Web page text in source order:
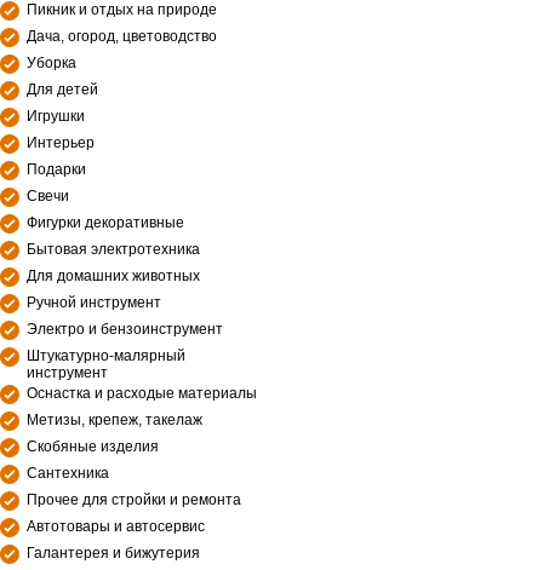
Пикник и отдых на природе
Дача, огород, цветоводство
Уборка
Для детей
Игрушки
Интерьер
Подарки
Свечи
Фигурки декоративные
Бытовая электротехника
Для домашних животных
Ручной инструмент
Электро и бензоинструмент
Штукатурно-малярный
инструмент
Оснастка и расходые материалы
Метизы, крепеж, такелаж
Скобяные изделия
Сантехника
Прочее для стройки и ремонта
Автотовары и автосервис
Галантерея и бижутерия